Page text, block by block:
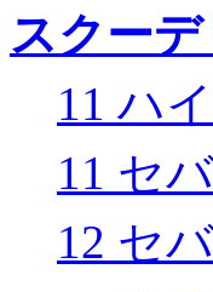
スクー
11 ハ
11 セ
12 セ